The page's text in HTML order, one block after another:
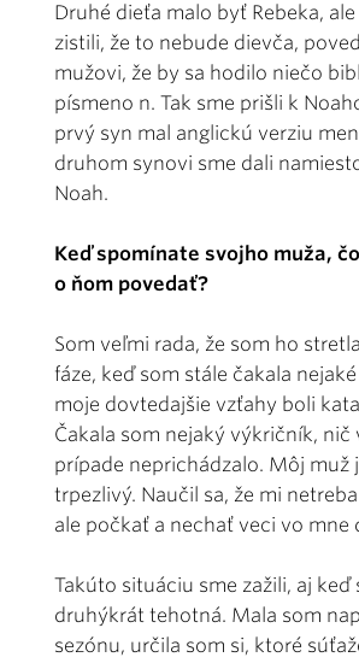
Druhé dieťa malo byť Rebeka,
zistili, že to nebude dievča,
mužovi, že by sa hodilo niečo
písmeno n. Tak sme prišli k
prvý syn mal anglickú verziu
druhom synovi sme dali
Noah.
Keď spomínate svojho muža,
o ňom povedať?
Som veľmi rada, že som ho
fáze, keď som stále čakala nejaké
moje dovtedajšie vzťahy boli
Čakala som nejaký výkričník, nič
prípade neprichádzalo. Môj muž
trpezlivý. Naučil sa, že mi
ale počkať a nechať veci vo mne
Takúto situáciu sme zažili, aj keď
druhýkrát tehotná. Mala som
sezónu, určila som si, ktoré